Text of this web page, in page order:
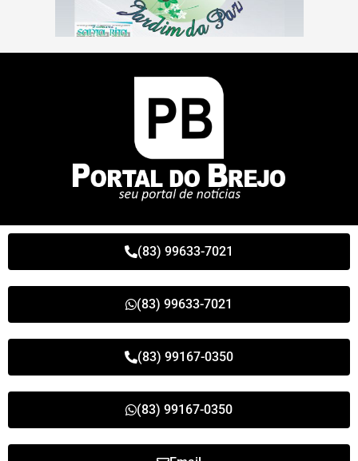
(83) 99633-7021
(83) 99633-7021
(83) 99167-0350
(83) 99167-0350